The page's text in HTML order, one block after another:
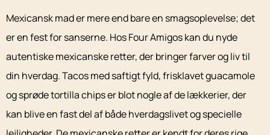
Mexicansk mad er mere end bare en smagsoplevelse; det
er en fest for sanserne. Hos Four Amigos kan du nyde
autentiske mexicanske retter, der bringer farver og liv til
din hverdag. Tacos med saftigt fyld, frisklavet guacamole
og sprøde tortilla chips er blot nogle af de lækkerier, der
kan blive en fast del af både hverdagslivet og specielle